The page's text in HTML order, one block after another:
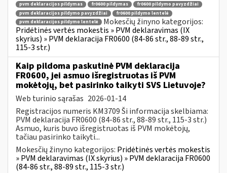
pvm deklaracijos pildymas fr0600 pildymas
fr0600 pildymo pavyzdžiai
pvm deklaracijos pildymo pavyzdžiai
fr0600 pildymo lentelė
pvm deklaracijos pildymo lentelė
Mokesčių žinyno kategorijos:
Pridėtinės vertės mokestis » PVM deklaravimas (IX
skyrius) » PVM deklaracija FR0600 (84-86 str., 88-89 str.,
115-3 str.)
Kaip pildoma paskutinė PVM deklaracija
FR0600, jei asmuo išregistruotas iš PVM
mokėtojų, bet pasirinko taikyti SVS Lietuvoje?
Web turinio sąrašas 2026-01-14
Registracijos numeris KM3709 Ši informacija skelbiama:
PVM deklaracija FR0600 (84-86 str., 88-89 str., 115-3 str.)
Asmuo, kuris buvo išregistruotas iš PVM mokėtojų,
tačiau pasirinko taikyti...
Mokesčių žinyno kategorijos: Pridėtinės vertės mokestis
» PVM deklaravimas (IX skyrius) » PVM deklaracija FR0600
(84-86 str., 88-89 str., 115-3 str.)